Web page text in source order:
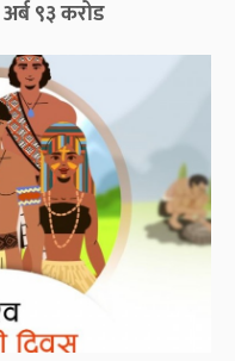
९३ करोड